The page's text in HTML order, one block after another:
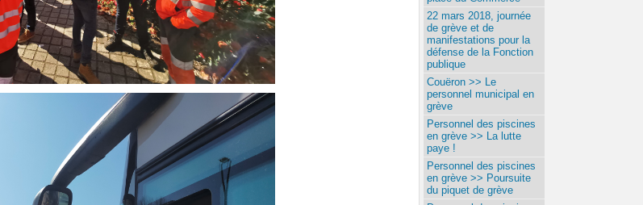
22 mars 2018, journée
de grève et de
manifestations pour la
défense de la Fonction
publique
Couëron >> Le
personnel municipal en
grève
Personnel des piscines
en grève >> La lutte
paye !
Personnel des piscines
en grève >> Poursuite
du piquet de grève